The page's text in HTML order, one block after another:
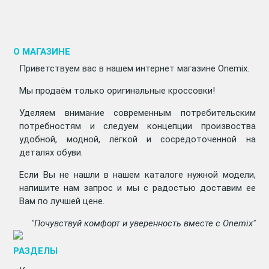
О МАГАЗИНЕ
Приветствуем вас в нашем интернет магазине Onemix.
Мы продаём только оригинальные кроссовки!
Уделяем внимание современным потребительским
потребностям и следуем концепции произвоства
удобной, модной, лёгкой и сосредоточенной на
деталях обуви.
Если Вы не нашли в нашем каталоге нужной модели,
напишите нам запрос и мы с радостью доставим ее
Вам по лучшей цене.
"Почувствуй комфорт и уверенность вместе с Onemix"
РАЗДЕЛЫ